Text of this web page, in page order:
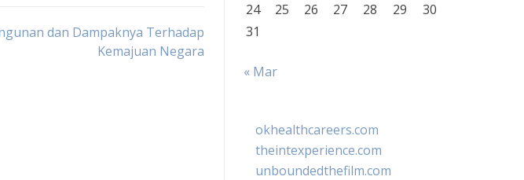
dan Dampaknya Terhadap
Kemajuan Negara
24
25 26 27 28 29
30
31
« Mar
okhealthcareers.com
theintexperience.com
unboundedthefilm.com